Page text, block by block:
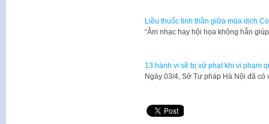
Liều thuốc tinh thần giữa mùa dịch
“Âm nhạc hay hội họa không hẳn
13 hành vi sẽ bị xử phạt khi vi phạm
Ngày 03/4, Sở Tư pháp Hà Nội đã